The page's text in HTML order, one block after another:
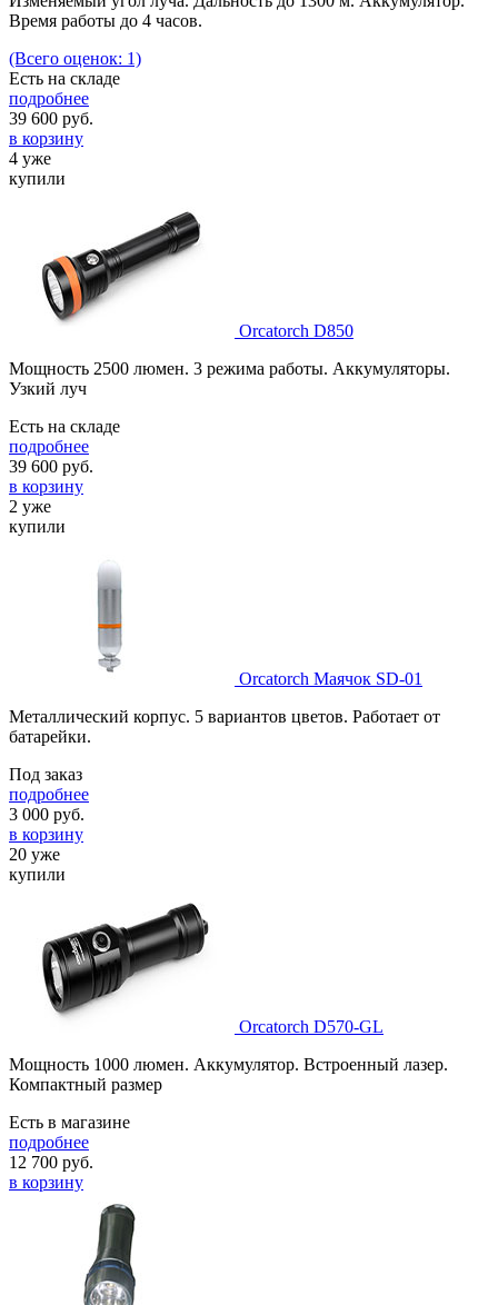
Время работы до 4 часов.
(Всего оценок: 1)
Есть на складе
подробнее
39 600 руб.
в корзину
4 уже
купили
Orcatorch D850
Мощность 2500 люмен. 3 режима работы. Аккумуляторы.
Узкий луч
Есть на складе
подробнее
39 600 руб.
в корзину
2 уже
купили
Orcatorch Маячок SD-01
Металлический корпус. 5 вариантов цветов. Работает от
батарейки.
Под заказ
подробнее
3 000 руб.
в корзину
20 уже
купили
Orcatorch D570-GL
Мощность 1000 люмен. Аккумулятор. Встроенный лазер.
Компактный размер
Есть в магазине
подробнее
12 700 руб.
в корзину